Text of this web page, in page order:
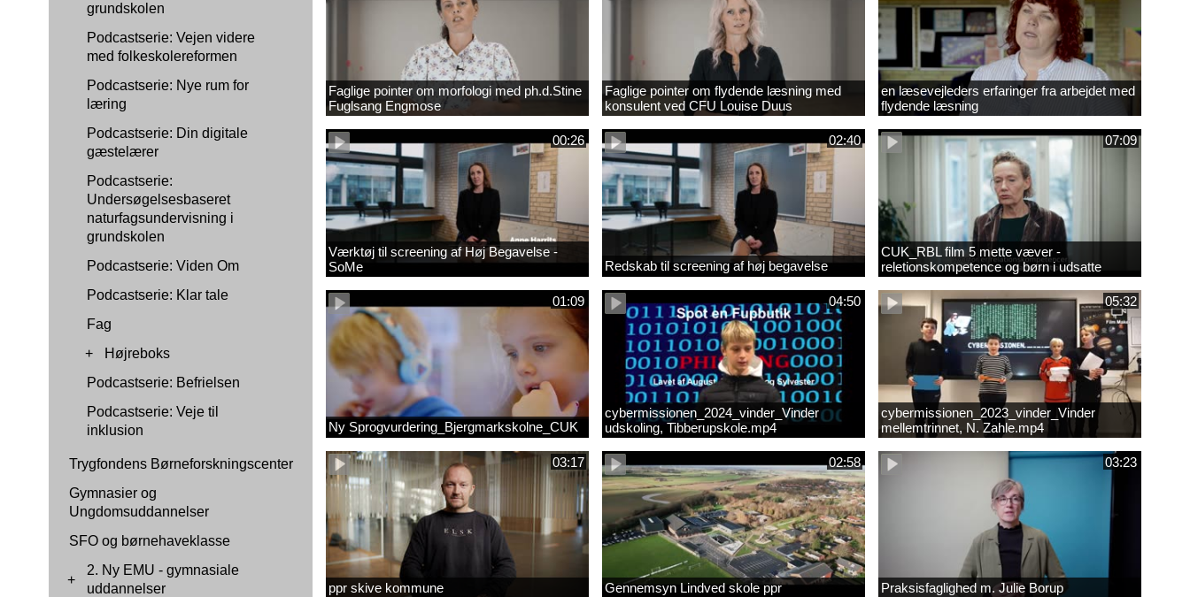
grundskolen
Podcastserie: Vejen videre
med folkeskolereformen
Podcastserie: Nye rum for
læring
Podcastserie: Din digitale
gæstelærer
Podcastserie:
Undersøgelsesbaseret
naturfagsundervisning i
grundskolen
Podcastserie: Viden Om
Podcastserie: Klar tale
Fag
+
Højreboks
Podcastserie: Befrielsen
Podcastserie: Veje til
inklusion
Trygfondens Børneforskningscenter
Gymnasier og
Ungdomsuddannelser
SFO og børnehaveklasse
+
2. Ny EMU - gymnasiale
uddannelser
Faglige pointer om morfologi med ph.d.Stine
Fuglsang Engmose
Faglige pointer om flydende læsning med
konsulent ved CFU Louise Duus
en læsevejleders erfaringer fra arbejdet med
flydende læsning
00:26
Værktøj til screening af Høj Begavelse -
SoMe
02:40
Redskab til screening af høj begavelse
07:09
CUK_RBL film 5 mette væver -
reletionskompetence og børn i udsatte
positioner.
01:09
Ny Sprogvurdering_Bjergmarkskolne_CUK
04:50
cybermissionen_2024_vinder_Vinder
udskoling, Tibberupskole.mp4
05:32
cybermissionen_2023_vinder_Vinder
mellemtrinnet, N. Zahle.mp4
03:17
ppr skive kommune
02:58
Gennemsyn Lindved skole ppr
03:23
Praksisfaglighed m. Julie Borup